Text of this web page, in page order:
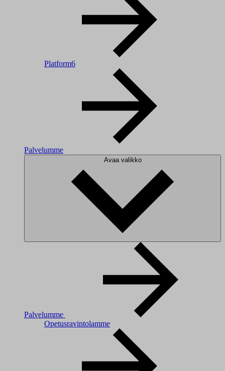
Platform6
Palvelumme
Avaa valikko
Palvelumme
Opetusravintolamme